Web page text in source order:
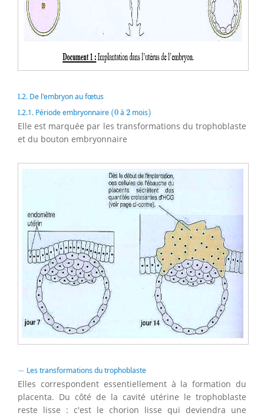
I.2. De l'embryon au fœtus
I.2.1. Période embryonnaire (0
(0 à 2
2 mois)
)
Elle est marquée par les transformations du trophoblaste
et du bouton embryonnaire
− Les transformations du trophoblaste
Elles correspondent essentiellement à la formation du
placenta. Du côté de la cavité utérine le trophoblaste
reste lisse : c'est le chorion lisse qui deviendra une